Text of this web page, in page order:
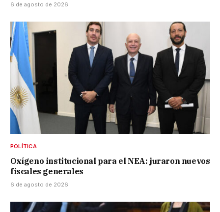
6 de agosto de 2026
POLÍTICA
Oxígeno institucional para el NEA: juraron nuevos
fiscales generales
6 de agosto de 2026